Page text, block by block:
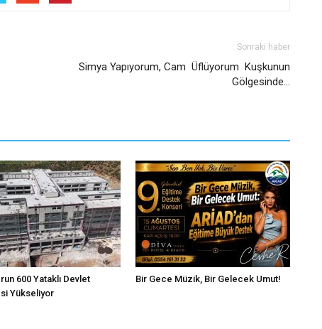
Sonraki haber
Simya Yapıyorum, Cam Üflüyorum Kuşkunun
Gölgesinde…
600 Yataklı Devlet
Yükseliyor
Bir Gece Müzik, Bir Gelecek Umut!